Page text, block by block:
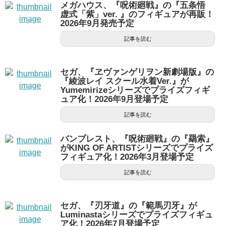
メガハウス、『呪術廻戦』の『五条悟
虚式「紫」ver. 』のフィギュアが再販！
2026年9月発売予定
記事を読む
セガ、『ヱヴァンゲリヲン新劇場版』の
『綾波レイ スクール水着Ver.』が
Yumemirizeシリーズでプライズフィギ
ュア化！2026年9月登場予定
記事を読む
バンプレスト、『呪術廻戦』の『羂索』
がKING OF ARTISTシリーズでプライズ
フィギュア化！2026年3月登場予定
記事を読む
セガ、『刃牙道』の『範馬刃牙』が
Luminastaシリーズでプライズフィギュ
ア化！2026年7月登場予定